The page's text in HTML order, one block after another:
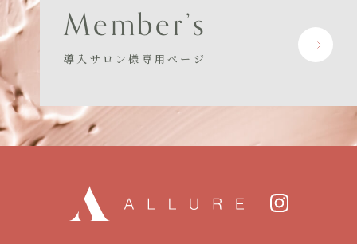
Member’s
導入サロン様専用ページ